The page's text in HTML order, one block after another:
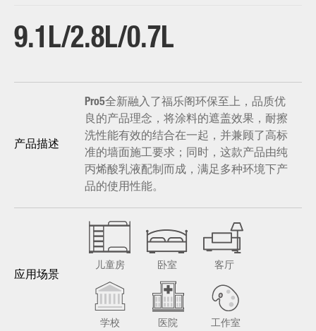
9.1L/2.8L/0.7L
产品描述
Pro5全新融入了福乐阁环保至上，品质优
良的产品理念，将涂料的遮盖效果，耐擦
洗性能有效的结合在一起，并兼顾了高标
准的墙面施工要求；同时，这款产品由纯
丙烯酸乳液配制而成，满足多种环境下产
品的使用性能。
应用场景
儿童房 卧室 客厅
学校 医院 工作室